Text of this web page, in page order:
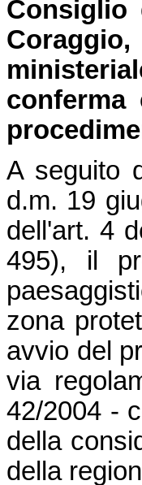
Consiglio
A seguito
d.m. 19
dell'art. 4
495), il
zona
avvio del
via
42/2004 -
della
della